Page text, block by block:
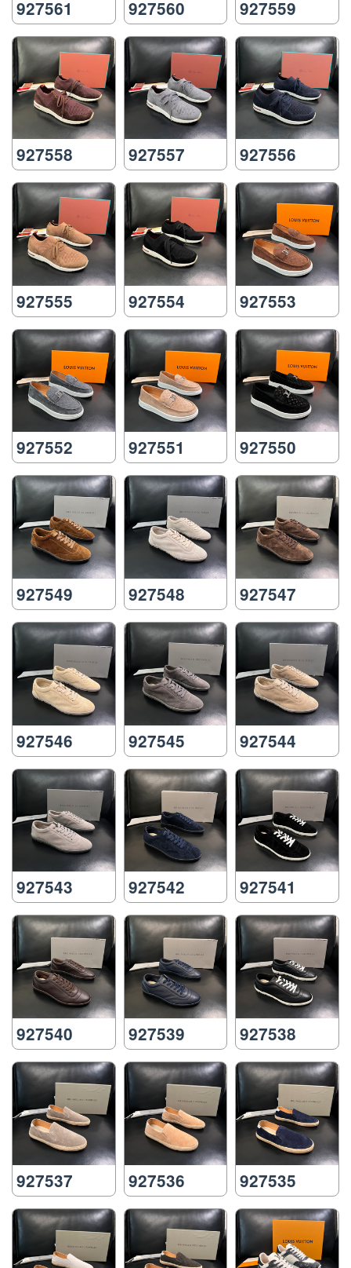
927561 927560 927559
927558 927557 927556
927555 927554 927553
927552 927551 927550
927549 927548 927547
927546 927545 927544
927543 927542 927541
927540 927539 927538
927537 927536 927535